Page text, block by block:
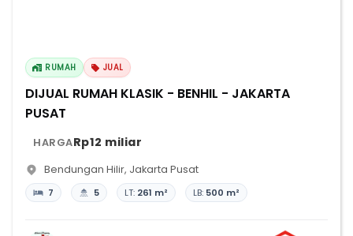
RUMAH JUAL
DIJUAL RUMAH KLASIK - BENHIL - JAKARTA
PUSAT
HARGARp12 miliar
Bendungan Hilir, Jakarta Pusat
7 5 LT: 261 m² LB: 500 m²